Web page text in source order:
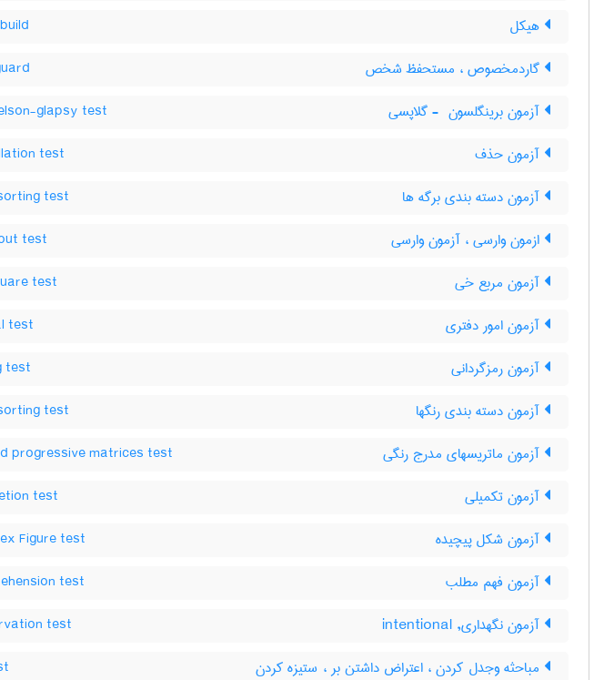
هیکل
گاردمخصوص ، مستحفظ شخص
آزمون برینگلسون ‎ - گلاپسی glapsy test
آزمون حذف test
آزمون دسته بندی برگه ها test
ازمون وارسی ، آزمون وارسی test
آزمون مربع خی test
آزمون امور دفتری test
آزمون رمزگردانی test
آزمون دسته بندی رنگها test
آزمون ماتریسهای مدرج رنگی progressive matrices test
آزمون تکمیلی test
آزمون شكل پيچيده Figure test
آزمون فهم مطلب test
آزمون نگهداری, intentional test
مباحثه وجدل کردن ، اعتراض داشتن بر ، ستیزه کردن